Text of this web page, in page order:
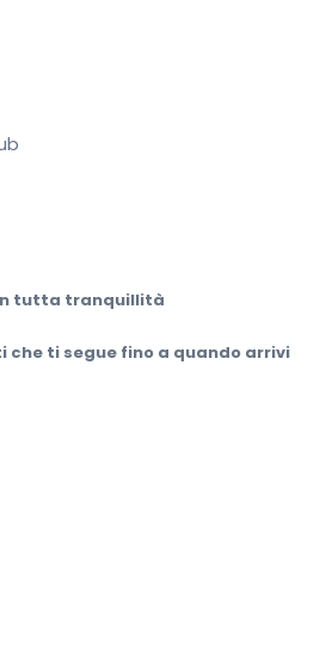
tutta tranquillità
che ti segue fino a quando arrivi